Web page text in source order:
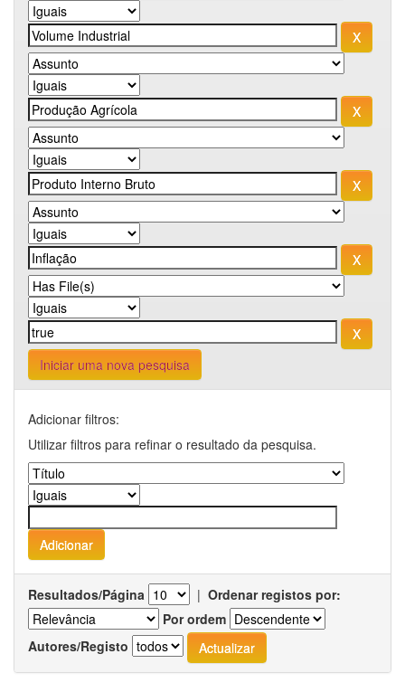
Iniciar uma nova pesquisa
Adicionar filtros:
Utilizar filtros para refinar o resultado da pesquisa.
Resultados/Página | Ordenar registos por:
Por ordem
Autores/Registo